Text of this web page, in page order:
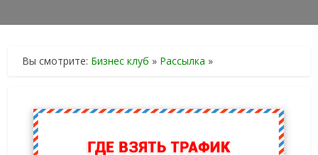
Вы смотрите: Бизнес клуб » Рассылка »